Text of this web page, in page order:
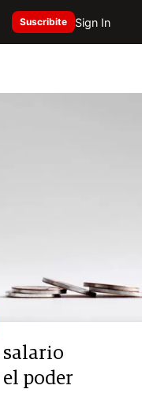
Suscribite Sign In
salario
poder